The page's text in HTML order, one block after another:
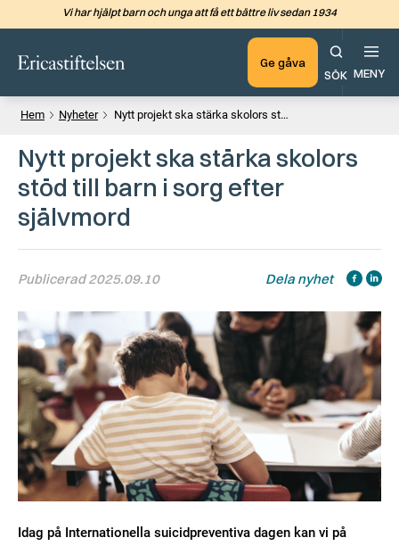
Hoppa till det huvudsakliga
Vi har hjälpt barn och unga att få ett bättre liv sedan 1934
Ge gåva
SÖK MENY
Hem Nyheter Nytt projekt ska stärka skolors stöd till barn i sorg efter självmord
Nytt projekt ska stärka skolors
stöd till barn i sorg efter
självmord
Publicerad 2025.09.10 Dela nyhet
Idag på Internationella suicidpreventiva dagen kan vi på